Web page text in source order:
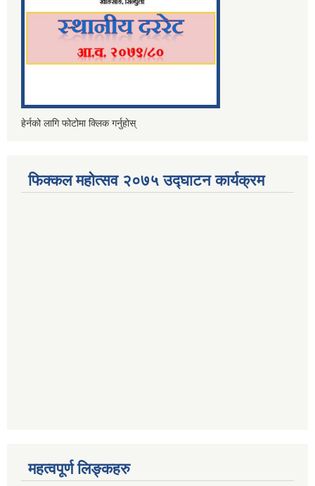
हेर्नको लागि फोटोमा क्लिक गर्नुहोस्
फिक्कल महोत्सव २०७५ उद्घाटन कार्यक्रम
महत्वपूर्ण लिङ्कहरु